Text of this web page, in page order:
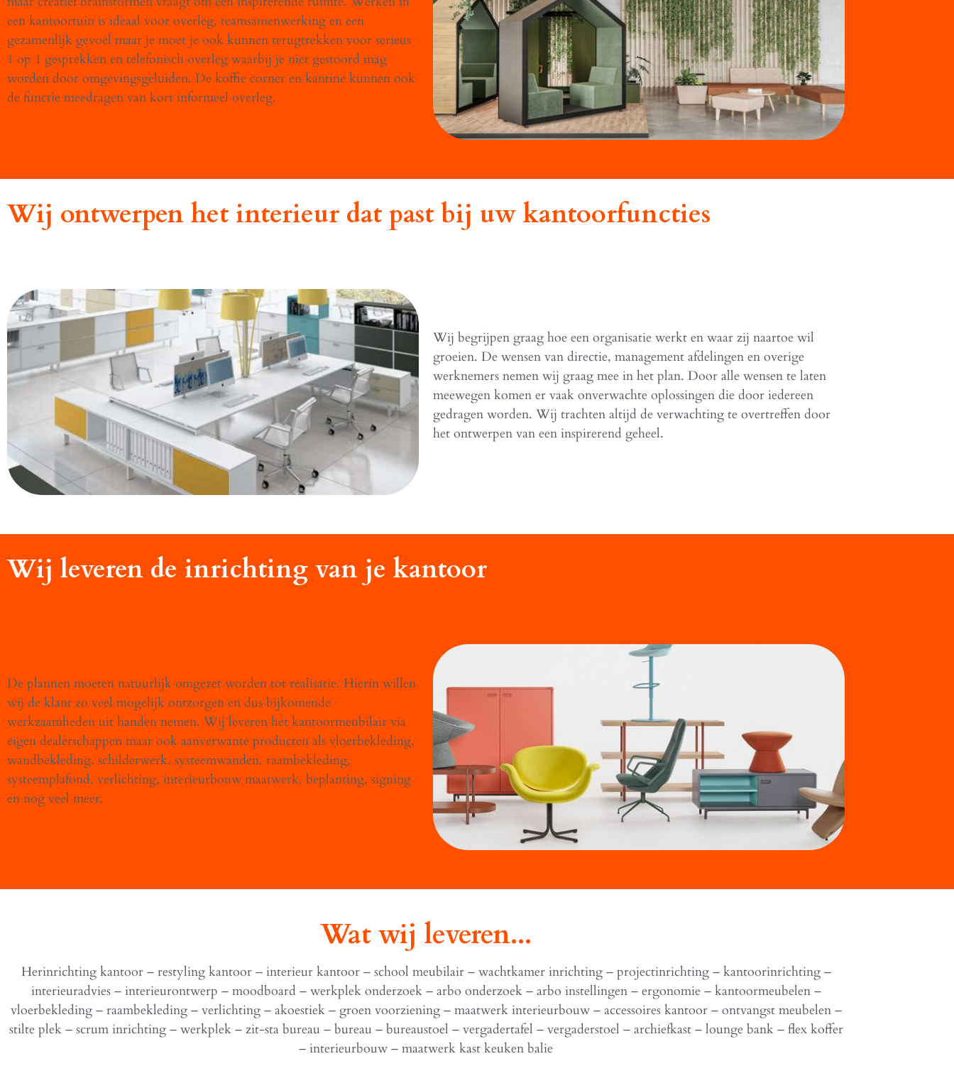
een kantoortuin is ideaal voor overleg, teamsamenwerking en een
gezamenlijk gevoel maar je moet je ook kunnen terugtrekken voor serieus
1 op 1 gesprekken en telefonisch overleg waarbij je niet gestoord mag
worden door omgevingsgeluiden. De koffie corner en kantine kunnen ook
de functie meedragen van kort informeel overleg.
Wij ontwerpen het interieur dat past bij uw kantoorfuncties
Wij begrijpen graag hoe een organisatie werkt en waar zij naartoe wil
groeien. De wensen van directie, management afdelingen en overige
werknemers nemen wij graag mee in het plan. Door alle wensen te laten
meewegen komen er vaak onverwachte oplossingen die door iedereen
gedragen worden. Wij trachten altijd de verwachting te overtreffen door
het ontwerpen van een inspirerend geheel.
Wij leveren de inrichting van je kantoor
De plannen moeten natuurlijk omgezet worden tot realisatie. Hierin willen
wij de klant zo veel mogelijk ontzorgen en dus bijkomende
werkzaamheden uit handen nemen. Wij leveren het kantoormeubilair via
eigen dealerschappen maar ook aanverwante producten als vloerbekleding,
wandbekleding, schilderwerk, systeemwanden, raambekleding,
systeemplafond, verlichting, interieurbouw maatwerk, beplanting, signing
en nog veel meer.
Wat wij leveren...
Herinrichting kantoor – restyling kantoor – interieur kantoor – school meubilair – wachtkamer inrichting – projectinrichting – kantoorinrichting –
interieuradvies – interieurontwerp – moodboard – werkplek onderzoek – arbo onderzoek – arbo instellingen – ergonomie – kantoormeubelen –
vloerbekleding – raambekleding – verlichting – akoestiek – groen voorziening – maatwerk interieurbouw – accessoires kantoor – ontvangst meubelen –
stilte plek – scrum inrichting – werkplek – zit-sta bureau – bureau – bureaustoel – vergadertafel – vergaderstoel – archiefkast – lounge bank – flex koffer
– interieurbouw – maatwerk kast keuken balie